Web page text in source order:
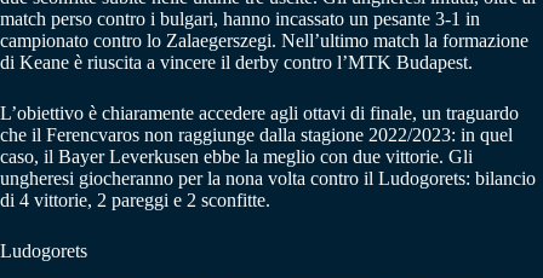
match perso contro i bulgari, hanno incassato un pesante 3-1 in
campionato contro lo Zalaegerszegi. Nell’ultimo match la formazione
di Keane è riuscita a vincere il derby contro l’MTK Budapest.
L’obiettivo è chiaramente accedere agli ottavi di finale, un traguardo
che il Ferencvaros non raggiunge dalla stagione 2022/2023: in quel
caso, il Bayer Leverkusen ebbe la meglio con due vittorie. Gli
ungheresi giocheranno per la nona volta contro il Ludogorets: bilancio
di 4 vittorie, 2 pareggi e 2 sconfitte.
Ludogorets